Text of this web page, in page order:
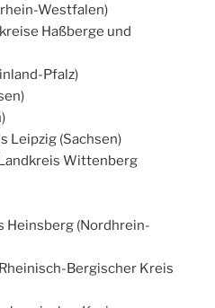
Westfalen)
Haßberge und
Pfalz)
Leipzig (Sachsen)
Wittenberg
Heinsberg (Nordhrein-
Bergischer Kreis